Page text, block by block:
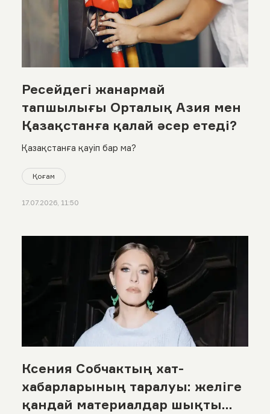
Ресейдегі жанармай
тапшылығы Орталық Азия мен
Қазақстанға қалай әсер етеді?
Қазақстанға қауіп бар ма?
Қоғам
17.07.2026, 11:50
Ксения Собчактың хат-
хабарларының таралуы: желіге
қандай материалдар шықты